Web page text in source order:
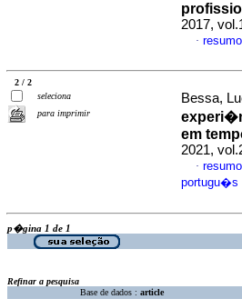
2017,
·
2 / 2
seleciona
para imprimir
Bessa,
em
2021,
·
portugu�s
p�gina 1 de 1
Refinar a pesquisa
Base de dados : article